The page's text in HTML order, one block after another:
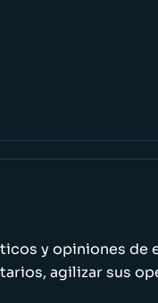
y opiniones de
agilizar sus